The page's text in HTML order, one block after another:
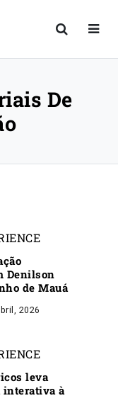
De
Denilson
de Mauá
2026
leva
interativa à